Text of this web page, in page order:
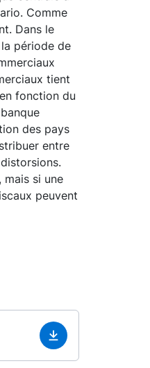
Comme
Dans le
période de
tient
fonction du
des pays
entre
si une
peuvent